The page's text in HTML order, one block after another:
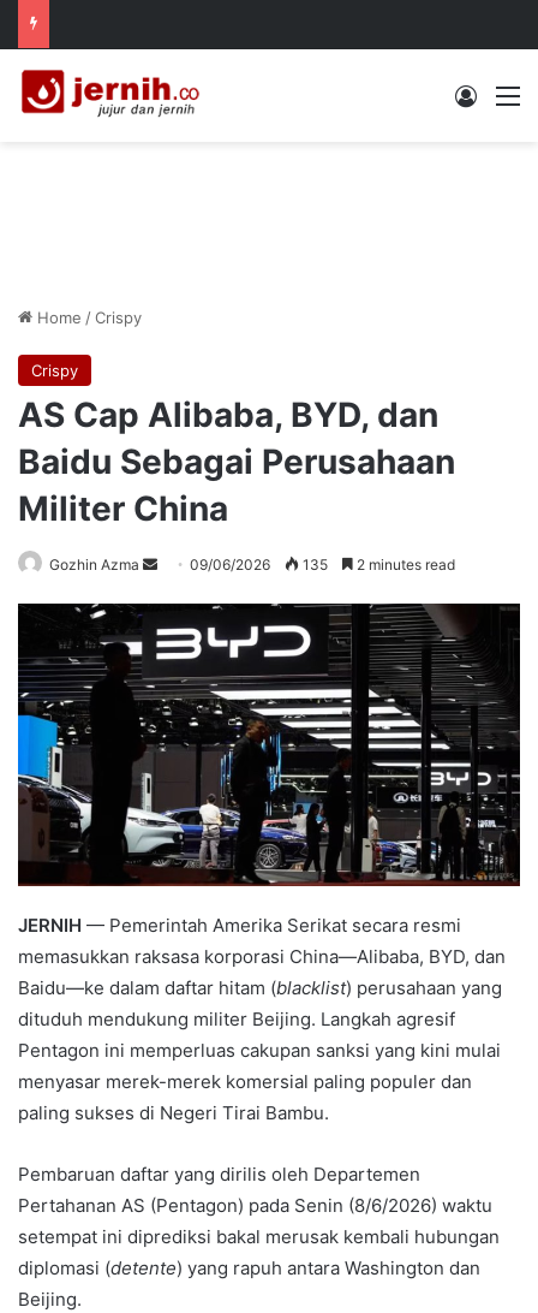
Log In
Home /Crispy
Crispy
AS Cap Alibaba, BYD, dan
Baidu Sebagai Perusahaan
Militer China
Gozhin Azma
Send09/06/2026 135 2 minutes read
JERNIH — Pemerintah Amerika Serikat secara resmi
memasukkan raksasa korporasi China—Alibaba, BYD, dan
Baidu—ke dalam daftar hitam (blacklist) perusahaan yang
dituduh mendukung militer Beijing. Langkah agresif
Pentagon ini memperluas cakupan sanksi yang kini mulai
menyasar merek-merek komersial paling populer dan
paling sukses di Negeri Tirai Bambu.
Pembaruan daftar yang dirilis oleh Departemen
Pertahanan AS (Pentagon) pada Senin (8/6/2026) waktu
setempat ini diprediksi bakal merusak kembali hubungan
diplomasi (detente) yang rapuh antara Washington dan
Beijing.